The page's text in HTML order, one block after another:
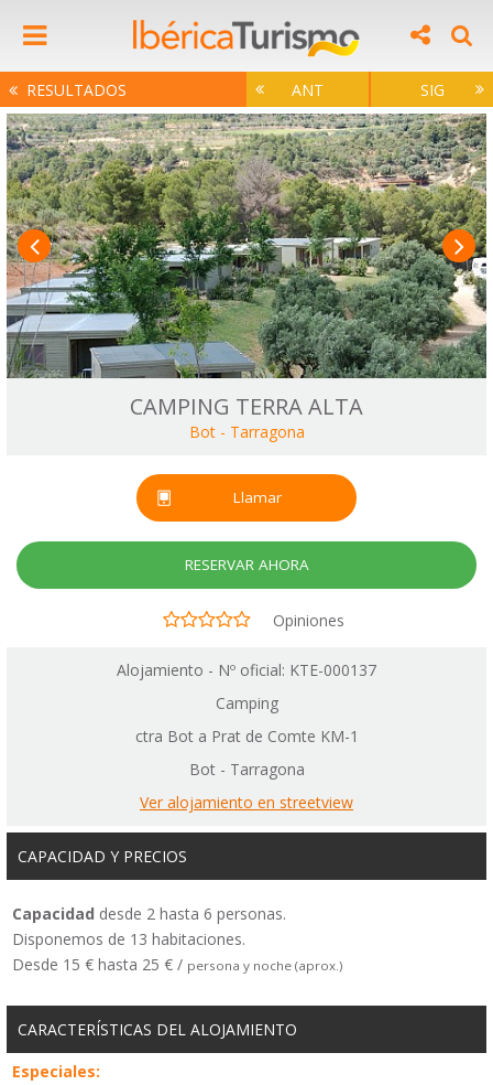
RESULTADOS ANT SIG
CAMPING TERRA ALTA
Bot- Tarragona
Llamar
RESERVAR AHORA
Opiniones
Alojamiento - Nº oficial: KTE-000137
Camping
ctra Bot a Prat de Comte KM-1
Bot - Tarragona
Ver alojamiento en streetview
CAPACIDAD Y PRECIOS
Capacidad desde 2 hasta 6 personas.
Disponemos de 13 habitaciones.
Desde 15 € hasta 25 € / persona y noche (aprox.)
CARACTERÍSTICAS DEL ALOJAMIENTO
Especiales: